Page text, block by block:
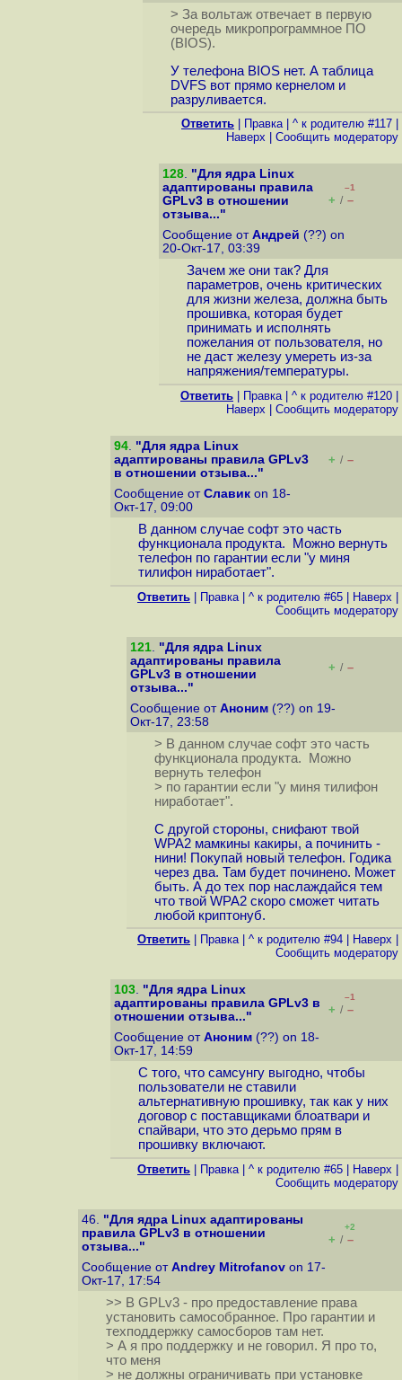
> За вольтаж отвечает в первую
очередь микропрограммное ПО
(BIOS).
У телефона BIOS нет. А таблица
DVFS вот прямо кернелом и
разруливается.
Ответить Правка| ^ к родителю #117
Наверх
Cообщить модератору
128. "Для ядра Linux
адаптированы правила
GPLv3 в отношении
отзыва..."
–1
+ / –
Сообщение от Андрей (??) on
20-Окт-17, 03:39
Зачем же они так? Для
параметров, очень критических
для жизни железа, должна быть
прошивка, которая будет
принимать и исполнять
пожелания от пользователя, но
не даст железу умереть из-за
напряжения/температуры.
Ответить Правка| ^ к родителю #120
Наверх
Cообщить модератору
94. "Для ядра Linux
адаптированы правила GPLv3
в отношении отзыва..."
+ / –
Сообщение от Славик on 18-
Окт-17, 09:00
В данном случае софт это часть
функционала продукта. Можно вернуть
телефон по гарантии если "у миня
тилифон ниработает".
Ответить Правка| ^ к родителю #65 Наверх
Cообщить модератору
121. "Для ядра Linux
адаптированы правила
GPLv3 в отношении
отзыва..."
+ / –
Сообщение от Аноним (??) on 19-
Окт-17, 23:58
> В данном случае софт это часть
функционала продукта. Можно
вернуть телефон
> по гарантии если "у миня тилифон
ниработает".
С другой стороны, снифают твой
WPA2 мамкины какиры, а починить -
нини! Покупай новый телефон. Годика
через два. Там будет починено. Может
быть. А до тех пор наслаждайся тем
что твой WPA2 скоро сможет читать
любой криптонуб.
Ответить Правка| ^ к родителю #94 Наверх
Cообщить модератору
103. "Для ядра Linux
адаптированы правила GPLv3 в
отношении отзыва..."
–1
+ / –
Сообщение от Аноним (??) on 18-
Окт-17, 14:59
С того, что самсунгу выгодно, чтобы
пользователи не ставили
альтернативную прошивку, так как у них
договор с поставщиками блоатвари и
спайвари, что это дерьмо прям в
прошивку включают.
Ответить Правка| ^ к родителю #65 Наверх
Cообщить модератору
46. "Для ядра Linux адаптированы
правила GPLv3 в отношении
отзыва..."
+2
+ / –
Сообщение от Andrey Mitrofanov on 17-
Окт-17, 17:54
>> В GPLv3 - про предоставление права
установить самособранное. Про гарантии и
техподдержку самосборов там нет.
> А я про поддержку и не говорил. Я про то,
что меня
> не должны ограничивать при установке